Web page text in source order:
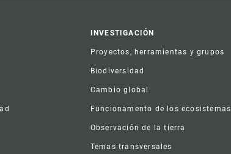
INVESTIGACIÓN
Proyectos, herramientas y grupos
Biodiversidad
Cambio global
Funcionamento de los ecosistemas
Observación de la tierra
Temas transversales